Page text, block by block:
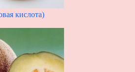
кислота)